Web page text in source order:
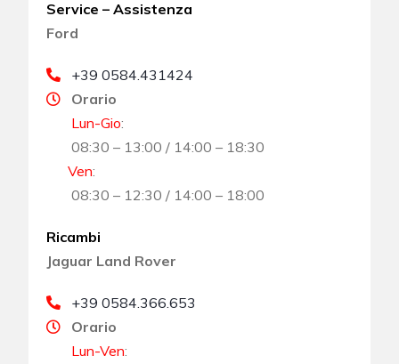
Service – Assistenza
Ford
+39 0584.431424
Orario
Lun-Gio:
08:30 – 13:00 / 14:00 – 18:30
Ven:
08:30 – 12:30 / 14:00 – 18:00
Ricambi
Jaguar Land Rover
+39 0584.366.653
Orario
Lun-Ven: